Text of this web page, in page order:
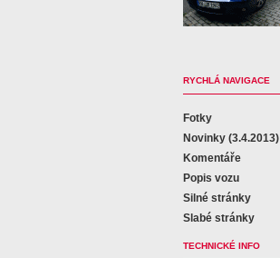
RYCHLÁ NAVIGACE
Fotky
Novinky (3.4.2013)
Komentáře
Popis vozu
Silné stránky
Slabé stránky
TECHNICKÉ INFO